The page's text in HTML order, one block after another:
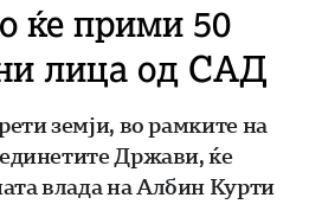
ќе прими 50
лица од САД
земји, во рамките на
Држави, ќе
влада на Албин Курти